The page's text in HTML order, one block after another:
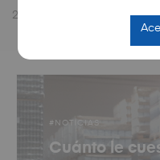
2026
NOTICIAS
Cuánto le